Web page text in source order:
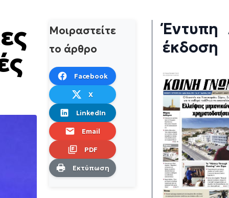
Μοιραστείτε
το άρθρο
Facebook
X
LinkedIn
Email
PDF
Εκτύπωση
Έντυπη
έκδοση